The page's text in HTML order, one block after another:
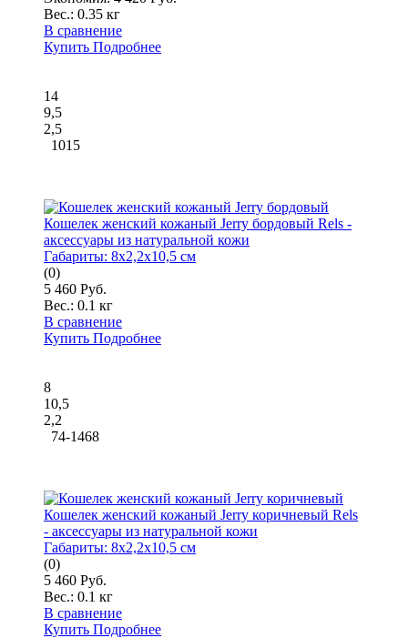
Вес.: 0.35 кг
В сравнение
Купить Подробнее
14
9,5
2,5
1015
Кошелек женский кожаный Jerry бордовый Rels -
аксессуары из натуральной кожи
Габариты: 8x2,2x10,5 см
(0)
5 460 Руб.
Вес.: 0.1 кг
В сравнение
Купить Подробнее
8
10,5
2,2
74-1468
Кошелек женский кожаный Jerry коричневый Rels
- аксессуары из натуральной кожи
Габариты: 8x2,2x10,5 см
(0)
5 460 Руб.
Вес.: 0.1 кг
В сравнение
Купить Подробнее